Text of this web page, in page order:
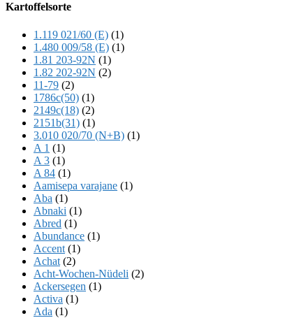
Content
Kartoffelsorte
1.119 021/60 (E) (1)
1.480 009/58 (E) (1)
1.81 203-92N (1)
1.82 202-92N (2)
11-79 (2)
1786c(50) (1)
2149c(18) (2)
2151b(31) (1)
3.010 020/70 (N+B) (1)
A 1 (1)
A 3 (1)
A 84 (1)
Aamisepa varajane (1)
Aba (1)
Abnaki (1)
Abred (1)
Abundance (1)
Accent (1)
Achat (2)
Acht-Wochen-Nüdeli (2)
Ackersegen (1)
Activa (1)
Ada (1)